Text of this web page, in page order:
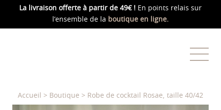
La livraison offerte à partir de 49€ ! En points relais sur
l’ensemble de la boutique en ligne.
Accueil > Boutique > Robe de cocktail Rosae, taille 40/42